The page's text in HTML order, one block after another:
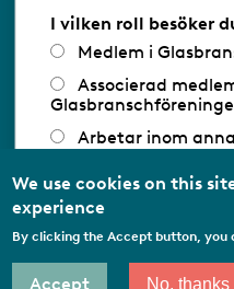
Glasbranschföreningen
utgivare: Sofia Wahlgren
I vilken roll besöker
Medlem i
Associerad
Arbetar inom
Utbildningsaktör
We use cookies on this
experience
By clicking the Accept button, you
Accept No, thanks